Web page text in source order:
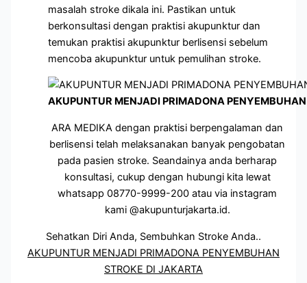
masalah stroke dikala ini. Pastikan untuk
berkonsultasi dengan praktisi akupunktur dan
temukan praktisi akupunktur berlisensi sebelum
mencoba akupunktur untuk pemulihan stroke.
AKUPUNTUR MENJADI PRIMADONA
ARA MEDIKA dengan praktisi berpengalaman dan
berlisensi telah melaksanakan banyak pengobatan
pada pasien stroke. Seandainya anda berharap
konsultasi, cukup dengan hubungi kita lewat
whatsapp 08770-9999-200 atau via instagram
kami @akupunturjakarta.id.
Sehatkan Diri Anda, Sembuhkan Stroke Anda..
AKUPUNTUR MENJADI PRIMADONA PENYEMBUHAN
STROKE DI JAKARTA